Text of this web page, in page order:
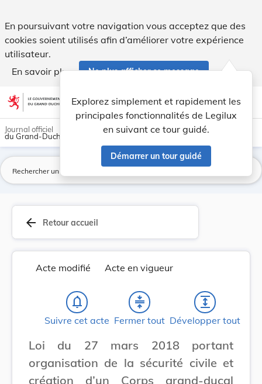
En poursuivant votre navigation vous acceptez que des
cookies soient utilisés afin d’améliorer votre expérience
utilisateur.
En savoir plus
Ne plus afficher ce message
Aller au contenu account_circle help Aide
Explorez simplement et rapidement les
principales fonctionnalités de Legilux
en suivant ce tour guidé.
Démarrer un tour guidé
light_mode dark_mode
Journal officiel
du Grand-Duché de Luxembourg
arrow_back Retour accueil
Acte modifié Acte en vigueur
notifications_none
Suivre cet acte
compress
Fermer tout
expand
Développer tout
Loi du 27 mars 2018 portant
organisation de la sécurité civile et
création d’un Corps grand-ducal